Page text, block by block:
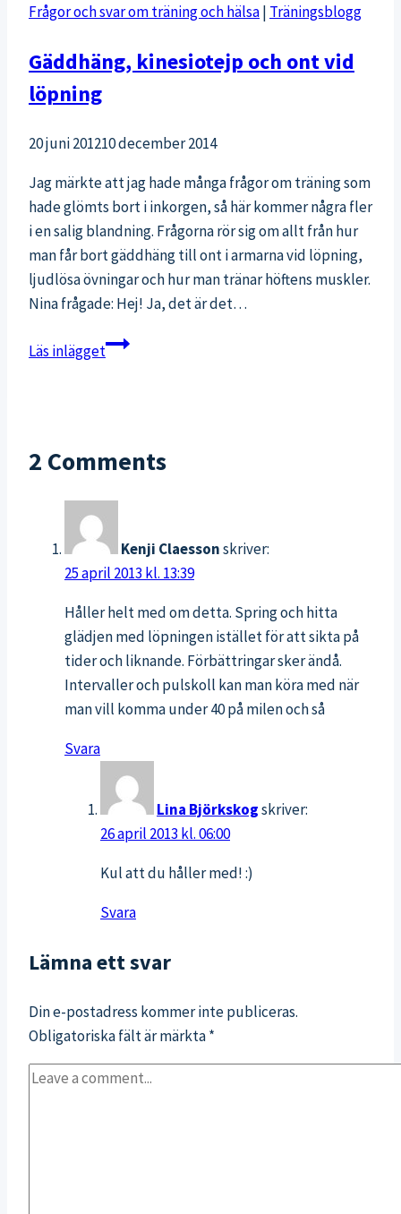
Frågor och svar om träning och hälsa| Träningsblogg
Gäddhäng, kinesiotejp och ont vid
löpning
20 juni 201210 december 2014
Jag märkte att jag hade många frågor om träning som
hade glömts bort i inkorgen, så här kommer några fler
i en salig blandning. Frågorna rör sig om allt från hur
man får bort gäddhäng till ont i armarna vid löpning,
ljudlösa övningar och hur man tränar höftens muskler.
Nina frågade: Hej! Ja, det är det…
Läs inläggetGäddhäng,
löpning
2 Comments
Kenji Claessonskriver:
25 april 2013 kl. 13:39
Håller helt med om detta. Spring och hitta
glädjen med löpningen istället för att sikta på
tider och liknande. Förbättringar sker ändå.
Intervaller och pulskoll kan man köra med när
man vill komma under 40 på milen och så
Svara
Lina Björkskogskriver:
26 april 2013 kl. 06:00
Kul att du håller med! :)
Svara
Lämna ett svar
Din e-postadress kommer inte publiceras.
Obligatoriska fält är märkta*